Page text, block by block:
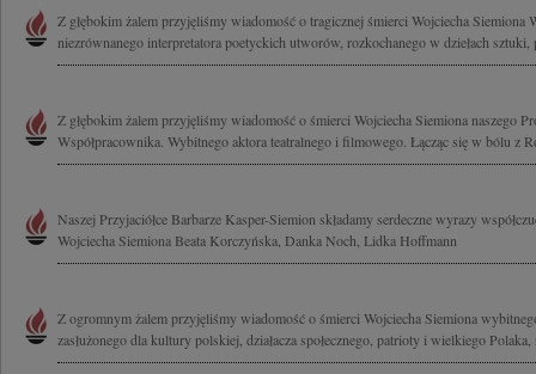
Z głębokim żalem przyjęliśmy wiadomość o tragicznej śmierci Wojciecha Siemiona
niezrównanego interpretatora poetyckich utworów, rozkochanego w dziełach
Z głębokim żalem przyjęliśmy wiadomość o śmierci Wojciecha Siemiona naszego
Współpracownika. Wybitnego aktora teatralnego i filmowego. Łącząc się w bólu z
Naszej Przyjaciółce Barbarze Kasper-Siemion składamy serdeczne wyrazy
Wojciecha Siemiona Beata Korczyńska, Danka Noch, Lidka Hoffmann
Z ogromnym żalem przyjęliśmy wiadomość o śmierci Wojciecha Siemiona
zasłużonego dla kultury polskiej, działacza społecznego, patrioty i wielkiego Polaka,